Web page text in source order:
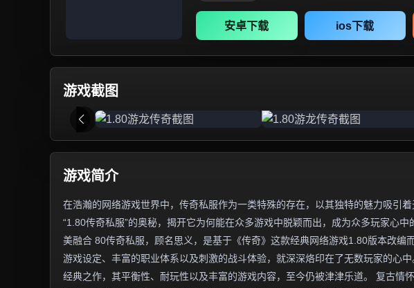
安卓下载 ios下载
游戏截图
游戏简介
在浩瀚的网络游戏世界中，传奇私服作为一类特殊的存在，以其独特的魅力吸引
“1.80传奇私服”的奥秘，揭开它为何能在众多游戏中脱颖而出，成为众多玩家心
美融合 80传奇私服，顾名思义，是基于《传奇》这款经典网络游戏1.80版本改编
游戏设定、丰富的职业体系以及刺激的战斗体验，就深深烙印在了无数玩家的心
经典之作，其平衡性、耐玩性以及丰富的游戏内容，至今仍被津津乐道。 复古情